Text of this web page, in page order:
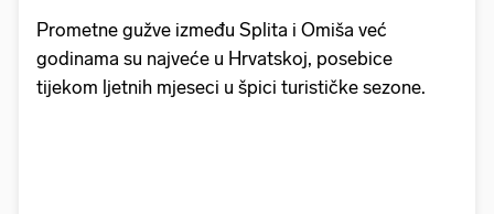
Prometne gužve između Splita i Omiša već
godinama su najveće u Hrvatskoj, posebice
tijekom ljetnih mjeseci u špici turističke sezone.